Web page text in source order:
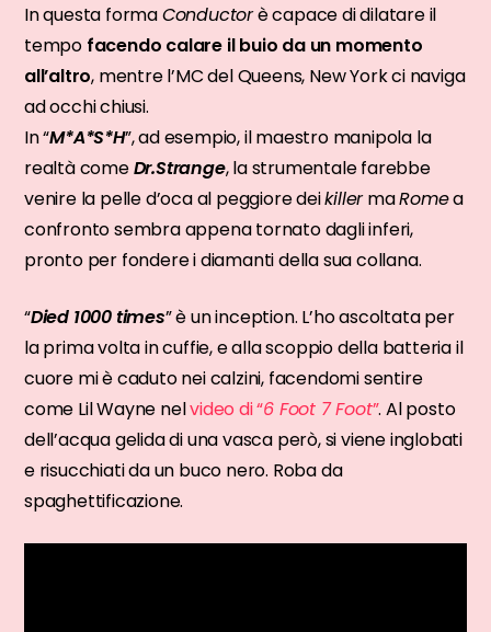
In questa formaConductorè capace di dilatare il
tempo facendo calare il buio da un momento
all’altro, mentre l’MC del Queens, New York ci naviga
ad occhi chiusi.
In “M*A*S*H”, ad esempio, il maestro manipola la
realtà comeDr.Strange, la strumentale farebbe
venire la pelle d’oca al peggiore deikillermaRomea
confronto sembra appena tornato dagli inferi,
pronto per fondere i diamanti della sua collana.
“Died 1000 times” è un inception. L’ho ascoltata per
la prima volta in cuffie, e alla scoppio della batteria il
cuore mi è caduto nei calzini, facendomi sentire
come Lil Wayne nelvideo di “6 Foot 7 Foot”. Al posto
dell’acqua gelida di una vasca però, si viene inglobati
e risucchiati da un buco nero. Roba da
spaghettificazione.